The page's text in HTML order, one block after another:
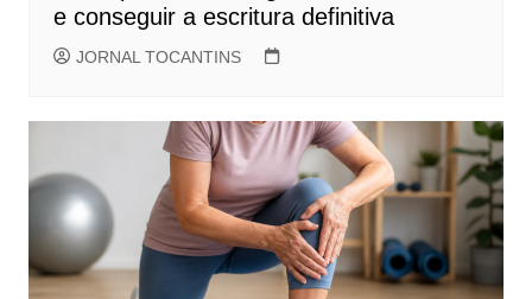
e conseguir a escritura definitiva
JORNAL TOCANTINS